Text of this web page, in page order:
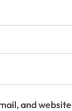
and